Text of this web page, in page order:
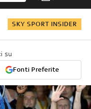
SKY SPORT INSIDER
su
Fonti Preferite